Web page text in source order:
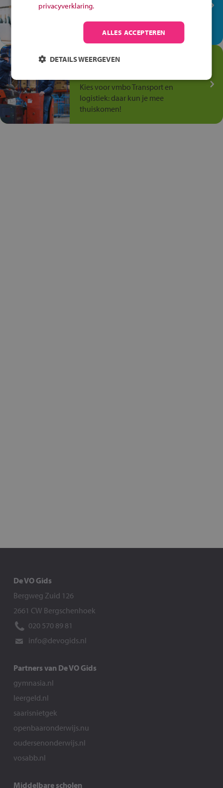
Ontdek via het vmbo jouw talent
op de winkelvloer, waar elke dag
anders is!
Jouw talent in de
Kies voor vmbo Transport en
logistiek: daar kun je mee
thuiskomen!
De VO Gids
Bergweg Zuid 126
2661 CW Bergschenhoek
020 570 89 81
info@devogids.nl
Partners van De VO Gids
gymnasia.nl
leergeld.nl
saarisnietgek
openbaaronderwijs.nu
oudersenonderwijs.nl
vosabb.nl
Middelbare scholen
privacyverklaring.
ALLES ACCEPTEREN
DETAILS WEERGEVEN